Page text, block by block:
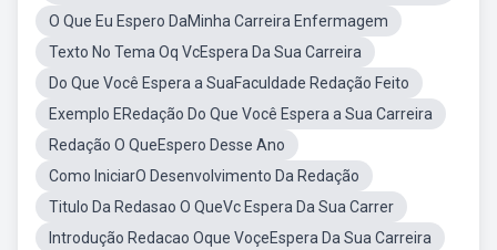
O Que Eu Espero DaMinha Carreira Enfermagem
Texto No Tema Oq VcEspera Da Sua Carreira
Do Que Você Espera a SuaFaculdade Redação Feito
Exemplo ERedação Do Que Você Espera a Sua Carreira
Redação O QueEspero Desse Ano
Como IniciarO Desenvolvimento Da Redação
Titulo Da Redasao O QueVc Espera Da Sua Carrer
Introdução Redacao Oque VoçeEspera Da Sua Carreira